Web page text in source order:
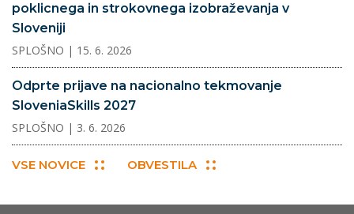
poklicnega in strokovnega izobraževanja v
Sloveniji
SPLOŠNO | 15. 6. 2026
Odprte prijave na nacionalno tekmovanje
SloveniaSkills 2027
SPLOŠNO | 3. 6. 2026
VSE NOVICE OBVESTILA